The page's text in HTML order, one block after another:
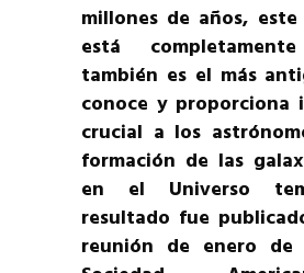
millones de años,
está
también es el más
conoce y proporciona
crucial a los
formación de las
en el Universo
resultado fue
reunión de enero de